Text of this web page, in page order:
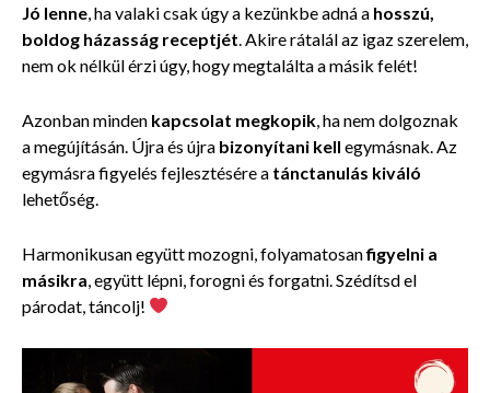
Jó lenne, ha valaki csak úgy a kezünkbe adná a hosszú,
boldog házasság receptjét. Akire rátalál az igaz szerelem,
nem ok nélkül érzi úgy, hogy megtalálta a másik felét!
Azonban minden kapcsolat megkopik, ha nem dolgoznak
a megújításán. Újra és újra bizonyítani kell egymásnak. Az
egymásra figyelés fejlesztésére a tánctanulás kiváló
lehetőség.
Harmonikusan együtt mozogni, folyamatosanfigyelni a
másikra, együtt lépni, forogni és forgatni. Szédítsd el
párodat, táncolj!